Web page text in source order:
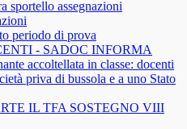
sportello assegnazioni
periodo di prova
- SADOC INFORMA
accoltellata in classe: docenti
priva di bussola e a uno Stato
IL TFA SOSTEGNO VIII